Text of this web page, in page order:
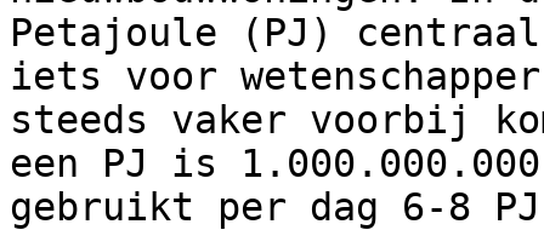
Petajoule (PJ)
iets voor
steeds vaker voorbij
een PJ is
gebruikt per dag 6-8